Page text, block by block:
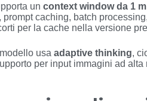
un context window da 1
caching, batch
per la cache nella versione
usa adaptive thinking,
per input immagini ad